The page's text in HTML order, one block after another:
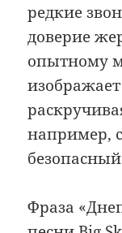
редкие
доверие
опытному
например,
безопасный
Фраза